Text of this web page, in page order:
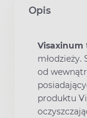
Opis
Visaxinum
młodzieży.
od
produktu